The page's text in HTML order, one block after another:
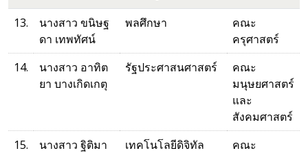
13.
นางสาว ขนิษฐ
ดา เทพทัศน์
พลศึกษา
คณะ
ครุศาสตร์
14.
นางสาว อาทิต
ยา บางเกิดเกตุ
รัฐประศาสนศาสตร์
คณะ
มนุษยศาสตร์
และ
สังคมศาสตร์
15.
นางสาว ฐิติมา
เทคโนโลยีดิจิทัล
คณะ